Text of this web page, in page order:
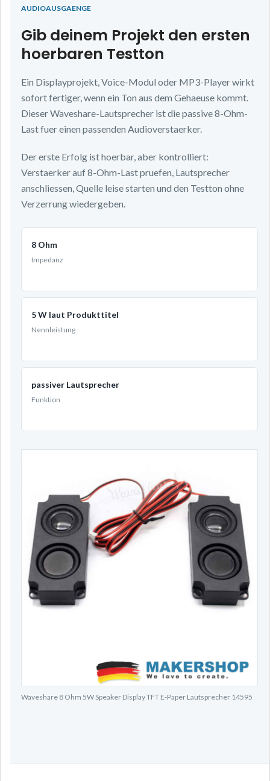
AUDIOAUSGAENGE
Gib deinem Projekt den ersten
hoerbaren Testton
Ein Displayprojekt, Voice-Modul oder MP3-Player wirkt
sofort fertiger, wenn ein Ton aus dem Gehaeuse kommt.
Dieser Waveshare-Lautsprecher ist die passive 8-Ohm-
Last fuer einen passenden Audioverstaerker.
Der erste Erfolg ist hoerbar, aber kontrolliert:
Verstaerker auf 8-Ohm-Last pruefen, Lautsprecher
anschliessen, Quelle leise starten und den Testton ohne
Verzerrung wiedergeben.
8 Ohm
Impedanz
5 W laut Produkttitel
Nennleistung
passiver Lautsprecher
Funktion
Waveshare 8 Ohm 5W Speaker Display TFT E-Paper Lautsprecher 14595